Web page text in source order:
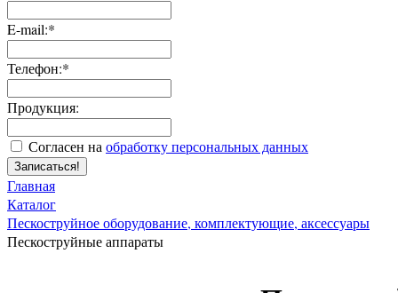
E-mail:*
Телефон:*
Продукция:
Согласен на обработку персональных данных
Записаться!
Главная
Каталог
Пескоструйное оборудование, комплектующие, аксессуары
Пескоструйные аппараты